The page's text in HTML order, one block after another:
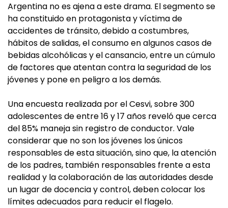
Argentina no es ajena a este drama. El segmento se
ha constituido en protagonista y víctima de
accidentes de tránsito, debido a costumbres,
hábitos de salidas, el consumo en algunos casos de
bebidas alcohólicas y el cansancio, entre un cúmulo
de factores que atentan contra la seguridad de los
jóvenes y pone en peligro a los demás.
Una encuesta realizada por el Cesvi, sobre 300
adolescentes de entre 16 y 17 años reveló que cerca
del 85% maneja sin registro de conductor. Vale
considerar que no son los jóvenes los únicos
responsables de esta situación, sino que, la atención
de los padres, también responsables frente a esta
realidad y la colaboración de las autoridades desde
un lugar de docencia y control, deben colocar los
límites adecuados para reducir el flagelo.